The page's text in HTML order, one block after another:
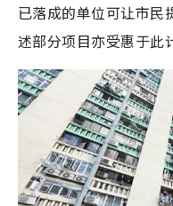
已落成的单位可让市民
述部分项目亦受惠于此